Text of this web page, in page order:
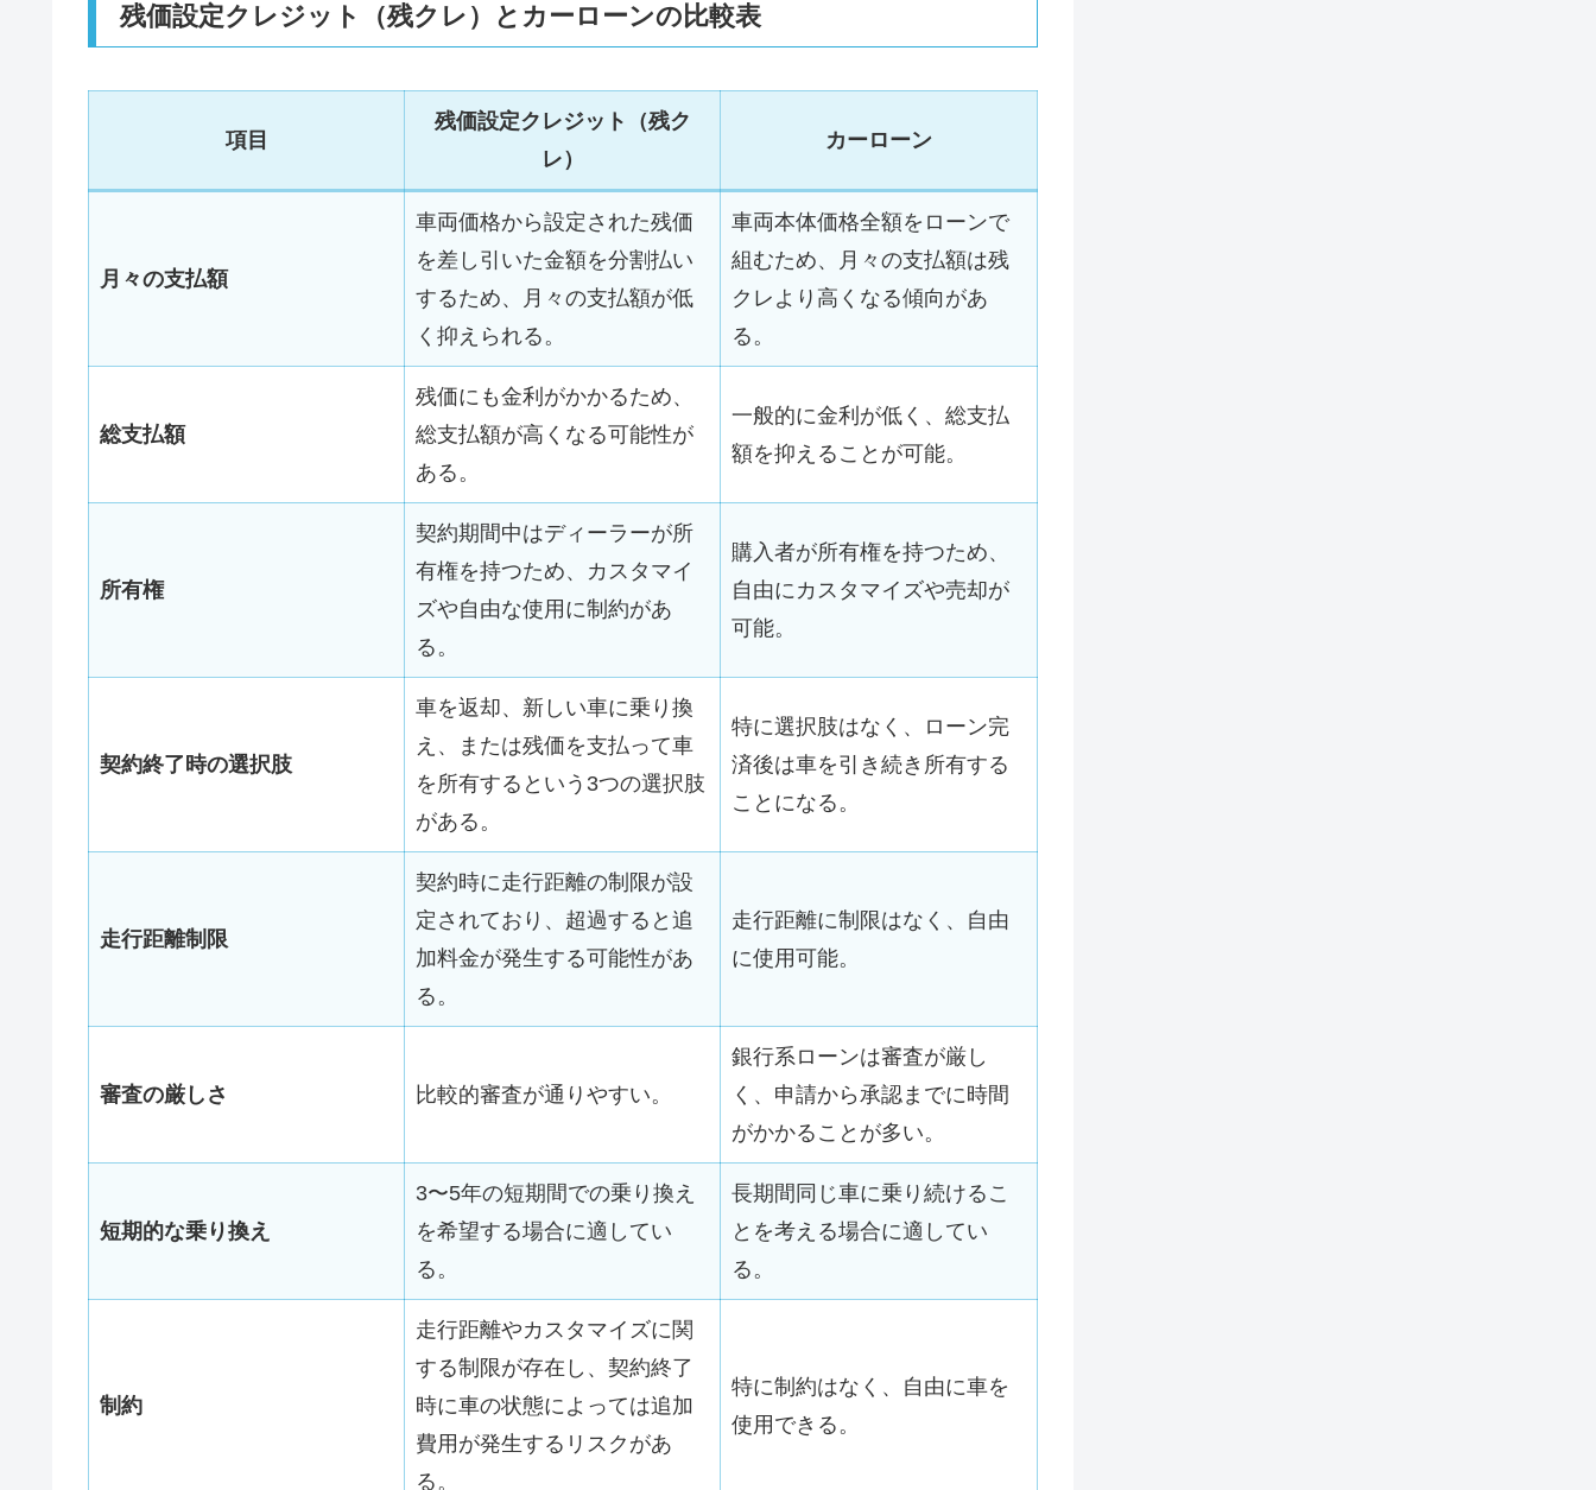
残価設定クレジット（残クレ）とカーローンの比較表
項目
残価設定クレジット（残ク
レ）
カーローン
月々の支払額
車両価格から設定された残価
を差し引いた金額を分割払い
するため、月々の支払額が低
く抑えられる。
車両本体価格全額をローンで
組むため、月々の支払額は残
クレより高くなる傾向があ
る。
総支払額
残価にも金利がかかるため、
総支払額が高くなる可能性が
ある。
一般的に金利が低く、総支払
額を抑えることが可能。
所有権
契約期間中はディーラーが所
有権を持つため、カスタマイ
ズや自由な使用に制約があ
る。
購入者が所有権を持つため、
自由にカスタマイズや売却が
可能。
契約終了時の選択肢
車を返却、新しい車に乗り換
え、または残価を支払って車
を所有するという3つの選択肢
がある。
特に選択肢はなく、ローン完
済後は車を引き続き所有する
ことになる。
走行距離制限
契約時に走行距離の制限が設
定されており、超過すると追
加料金が発生する可能性があ
る。
走行距離に制限はなく、自由
に使用可能。
審査の厳しさ 比較的審査が通りやすい。
銀行系ローンは審査が厳し
く、申請から承認までに時間
がかかることが多い。
短期的な乗り換え
3〜5年の短期間での乗り換え
を希望する場合に適してい
る。
長期間同じ車に乗り続けるこ
とを考える場合に適してい
る。
制約
走行距離やカスタマイズに関
する制限が存在し、契約終了
時に車の状態によっては追加
費用が発生するリスクがあ
る。
特に制約はなく、自由に車を
使用できる。